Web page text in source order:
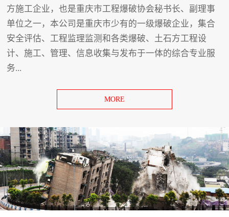
方施工企业，也是重庆市工程爆破协会秘书长、副理事
单位之一，本公司是重庆市少有的一级爆破企业，集合
安全评估、工程监理监测和各类爆破、土石方工程设
计、施工、管理、信息收集与发布于一体的综合专业服
务...
MORE